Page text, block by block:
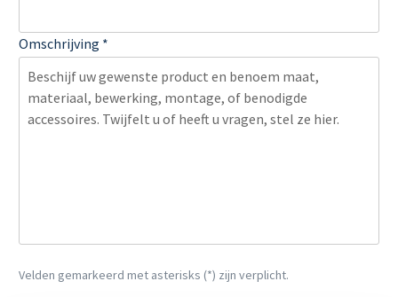
Omschrijving *
Velden gemarkeerd met asterisks (*) zijn verplicht.